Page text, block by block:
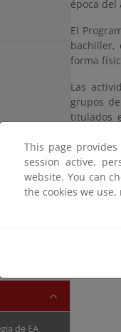
de EA
época del
El
bachiller,
forma
Las
grupos
titulados
Acceso a
This page
session active,
website. You can
the cookies we